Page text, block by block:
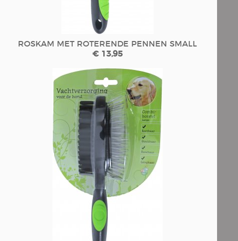
ROSKAM MET ROTERENDE PENNEN SMALL
€ 13,95